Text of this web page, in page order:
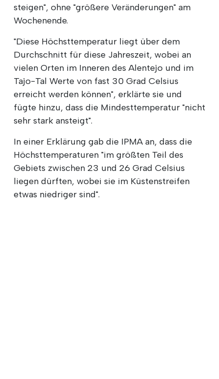
steigen", ohne "größere Veränderungen" am
Wochenende.
"Diese Höchsttemperatur liegt über dem
Durchschnitt für diese Jahreszeit, wobei an
vielen Orten im Inneren des Alentejo und im
Tajo-Tal Werte von fast 30 Grad Celsius
erreicht werden können", erklärte sie und
fügte hinzu, dass die Mindesttemperatur "nicht
sehr stark ansteigt".
In einer Erklärung gab die IPMA an, dass die
Höchsttemperaturen "im größten Teil des
Gebiets zwischen 23 und 26 Grad Celsius
liegen dürften, wobei sie im Küstenstreifen
etwas niedriger sind".